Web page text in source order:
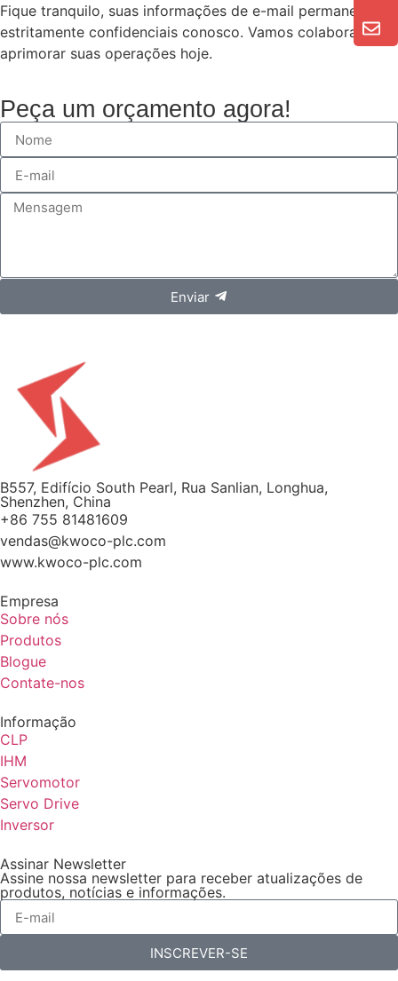
Fique tranquilo, suas informações de e-mail permanecem
estritamente confidenciais conosco. Vamos colaborar para
aprimorar suas operações hoje.
Peça um orçamento agora!
Enviar
B557, Edifício South Pearl, Rua Sanlian, Longhua,
Shenzhen, China
+86 755 81481609
vendas@kwoco-plc.com
www.kwoco-plc.com
Empresa
Sobre nós
Produtos
Blogue
Contate-nos
Informação
CLP
IHM
Servomotor
Servo Drive
Inversor
Assinar Newsletter
Assine nossa newsletter para receber atualizações de
produtos, notícias e informações.
INSCREVER-SE